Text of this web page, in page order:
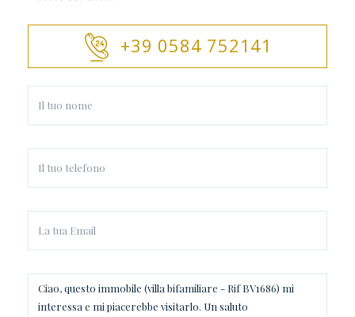
+39 0584 752141